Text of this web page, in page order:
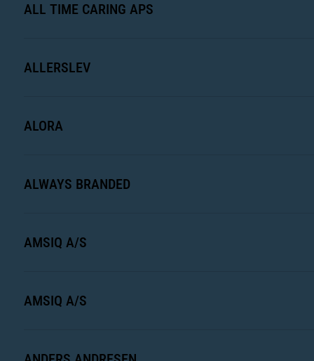
ALL TIME CARING APS
ALLERSLEV
ALORA
ALWAYS BRANDED
AMSIQ A/S
AMSIQ A/S